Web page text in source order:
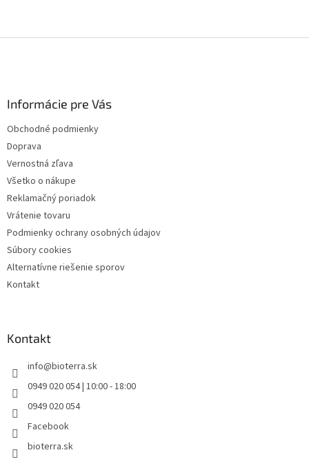
Informácie pre Vás
Obchodné podmienky
Doprava
Vernostná zľava
Všetko o nákupe
Reklamačný poriadok
Vrátenie tovaru
Podmienky ochrany osobných údajov
Súbory cookies
Alternatívne riešenie sporov
Kontakt
Kontakt
info@bioterra.sk
0949 020 054 | 10:00 - 18:00
0949 020 054
Facebook
bioterra.sk